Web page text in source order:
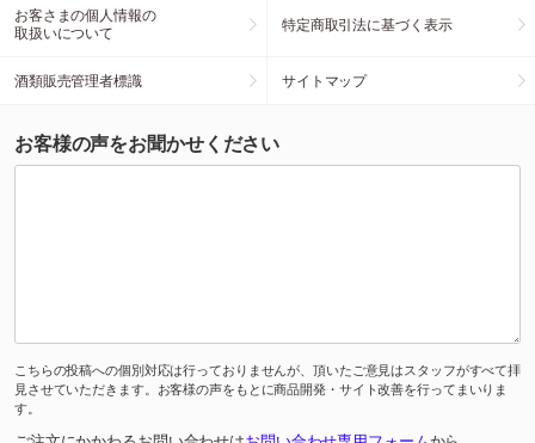
お客さまの個人情報の
取扱いについて
特定商取引法に基づく表示
酒類販売管理者標識 サイトマップ
お客様の声をお聞かせください
こちらの投稿への個別対応は行っておりませんが、頂いたご意見はスタッフがすべて拝
見させていただきます。お客様の声をもとに商品開発・サイト改善を行ってまいりま
す。